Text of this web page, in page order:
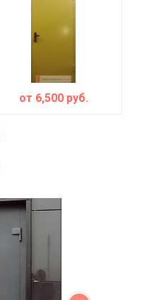
от 6,500руб.